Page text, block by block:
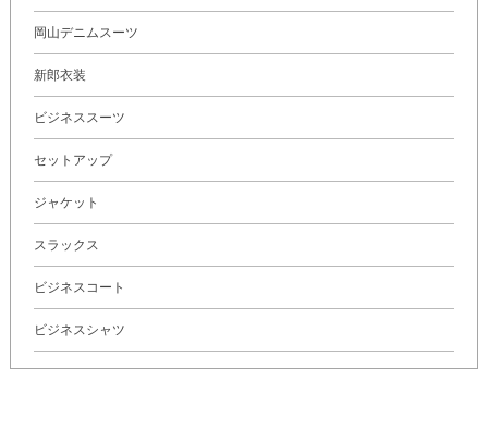
岡山デニムスーツ
新郎衣装
ビジネススーツ
セットアップ
ジャケット
スラックス
ビジネスコート
ビジネスシャツ